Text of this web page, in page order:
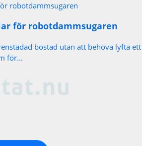
för robotdammsugaren
bostad utan att behöva lyfta ett
för...